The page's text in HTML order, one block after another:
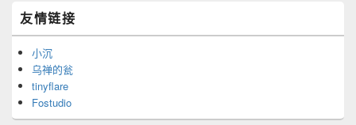
友情链接
小沉
乌禅的瓮
tinyflare
Fostudio